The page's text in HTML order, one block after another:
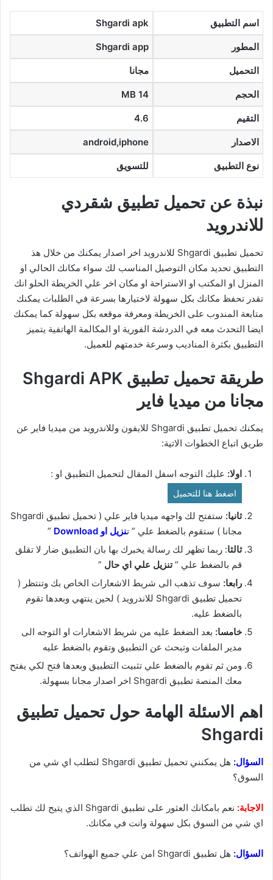
اسم التطبيق Shgardi apk
المطور Shgardi app
التحميل مجانا
الحجم MB 14
التقيم 4.6
الاصدار android,iphone
نوع التطبيق للتسويق
نبذة عن تحميل تطبيق شقردي
للاندرويد
تحميل تطبيق Shgardi للاندرويد اخر اصدار يمكنك من خلال هذ
التطبيق تحديد مكان التوصيل المناسب لك سواء مكانك الحالي او
المنزل او المكتب او الاستراحة او مكان اخر علي الخريطة الحلو انك
تقدر تحفظ مكانك بكل سهولة لاختيارها بسرعة في الطلبات يمكنك
متابعة المندوب على الخريطة ومعرفة موقعه بكل سهولة كما يمكنك
ايضا التحدث معه في الدردشة الفورية او المكالمة الهاتفية يتميز
التطبيق بكثرة المناديب وسرعة خدمتهم للعميل.
طريقة تحميل تطبيق Shgardi APK
مجانا من ميديا فاير
يمكنك تحميل تطبيق Shgardi للايفون وللاندرويد من ميديا فاير عن
طريق اتباع الخطوات الاتية:
اولا: عليك التوجه اسفل المقال لتحميل التطبيق او :
اضغط هنا للتحميل
ثانيا:
ستفتح لك واجهه ميديا فاير علي ( تحميل تطبيق Shgardi
مجانا ) ستقوم بالضغط علي ” تنزيل او Download
”
ثالثا: ربما تظهر لك رسالة يخبرك بها بان التطبيق ضار لا تقلق
قم بالضغط علي ”تنزيل علي اي حال ”
رابعا: سوف تذهب الى شريط الاشعارات الخاص بك وتنتظر (
تحميل تطبيق Shgardi للاندرويد ) لحين ينتهي وبعدها تقوم
بالضغط عليه.
خامسا: بعد الضغط عليه من شريط الاشعارات او التوجه الى
مدير الملفات وتبحث عن التطبيق وتقوم بالضغط عليه
ومن ثم تقوم بالضغط علي تثبيت التطبيق وبعدها فتح لكي يفتح
معك المنصة تطبيق Shgardi اخر اصدار مجانا بسهولة.
اهم الاسئلة الهامة حول تحميل تطبيق
Shgardi
السؤال:
هل يمكنني تحميل تطبيق Shgardi لتطلب اي شي من
السوق؟
الاجابة:
نعم بامكانك العثور على تطبيق Shgardi الذي يتيح لك تطلب
اي شي من السوق بكل سهولة وانت في مكانك.
السؤال: هل تطبيق Shgardi امن علي جميع الهواتف؟